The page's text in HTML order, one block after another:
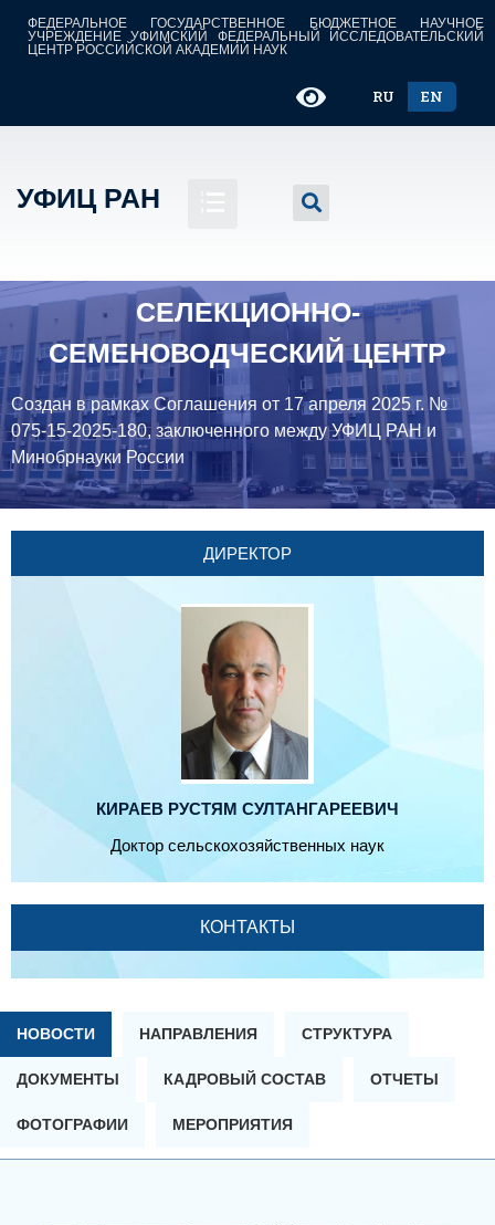
ФЕДЕРАЛЬНОЕ ГОСУДАРСТВЕННОЕ БЮДЖЕТНОЕ НАУЧНОЕ
УЧРЕЖДЕНИЕ УФИМСКИЙ ФЕДЕРАЛЬНЫЙ ИССЛЕДОВАТЕЛЬСКИЙ
ЦЕНТР РОССИЙСКОЙ АКАДЕМИИ НАУК
RU EN
УФИЦ РАН
СЕЛЕКЦИОННО-
СЕМЕНОВОДЧЕСКИЙ ЦЕНТР
Создан в рамках Соглашения от 17 апреля 2025 г. №
075-15-2025-180, заключенного между УФИЦ РАН и
Минобрнауки России
ДИРЕКТОР
КИРАЕВ РУСТЯМ СУЛТАНГАРЕЕВИЧ
Доктор сельскохозяйственных наук
КОНТАКТЫ
НОВОСТИ НАПРАВЛЕНИЯ СТРУКТУРА
ДОКУМЕНТЫ КАДРОВЫЙ СОСТАВ ОТЧЕТЫ
ФОТОГРАФИИ МЕРОПРИЯТИЯ